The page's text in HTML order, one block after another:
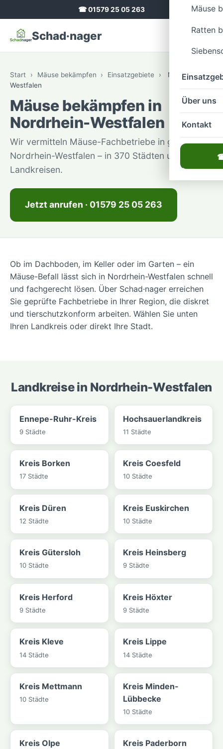
☎ 01579 25 05 263
Schad·nager
Mäuse
Ratten
Über uns
Kontakt
Start › Mäuse bekämpfen › Einsatzgebiete ›
Nordrhein-
Westfalen
Mäuse bekämpfen in
Nordrhein-Westfalen
Wir vermitteln Mäuse-Fachbetriebe in ganz
Nordrhein-Westfalen – in 370 Städten und 31
Landkreisen.
Jetzt anrufen · 01579 25 05 263
Ob im Dachboden, im Keller oder im Garten – ein
Mäuse-Befall lässt sich in Nordrhein-Westfalen schnell
und fachgerecht lösen. Über Schad·nager erreichen
Sie geprüfte Fachbetriebe in Ihrer Region, die diskret
und tierschutzkonform arbeiten. Wählen Sie unten
Ihren Landkreis oder direkt Ihre Stadt.
Landkreise in Nordrhein-Westfalen
Ennepe-Ruhr-Kreis
9 Städte
Hochsauerlandkreis
11 Städte
Kreis Borken
17 Städte
Kreis Coesfeld
10 Städte
Kreis Düren
12 Städte
Kreis Euskirchen
10 Städte
Kreis Gütersloh
10 Städte
Kreis Heinsberg
9 Städte
Kreis Herford
9 Städte
Kreis Höxter
9 Städte
Kreis Kleve
14 Städte
Kreis Lippe
14 Städte
Kreis Mettmann
10 Städte
Kreis Minden-
Lübbecke
10 Städte
Kreis Olpe Kreis Paderborn